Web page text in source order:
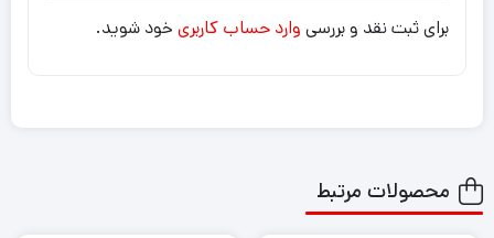
برای ثبت نقد و بررسی وارد حساب کاربری خود شوید.
محصولات مرتبط